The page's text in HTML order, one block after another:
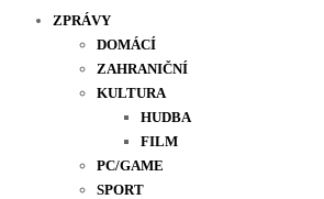
ZPRÁVY
DOMÁCÍ
ZAHRANIČNÍ
KULTURA
HUDBA
FILM
PC/GAME
SPORT